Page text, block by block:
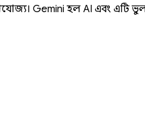
Gemini হল AI এবং এটি